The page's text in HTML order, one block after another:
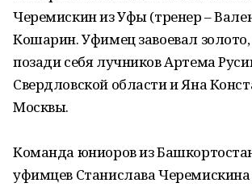
Черемискин из Уфы (тренер –
Кошарин. Уфимец завоевал золото,
позади себя лучников Артема
Свердловской области и Яна
Москвы.
Команда юниоров из
уфимцев Станислава